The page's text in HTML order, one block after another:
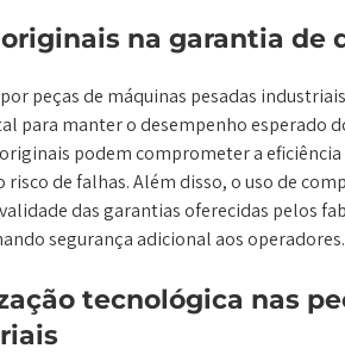
na garantia de
peças de máquinas pesadas
para manter o desempenho esperado
podem comprometer a eficiência
risco de falhas. Além disso, o uso de
das garantias oferecidas pelos
segurança adicional aos operadores.
tecnológica nas